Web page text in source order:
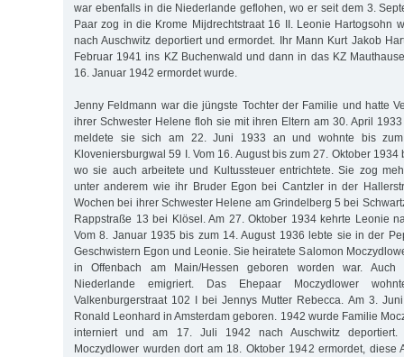
war ebenfalls in die Niederlande geflohen, wo er seit dem 3.
Paar zog in die Krome Mijdrechtstraat 16 II. Leonie Hartogsohn
nach Auschwitz deportiert und ermordet. Ihr Mann Kurt Jakob
Februar 1941 ins KZ Buchenwald und dann in das KZ
16. Januar 1942 ermordet wurde.
Jenny Feldmann war die jüngste Tochter der Familie und hatte
ihrer Schwester Helene floh sie mit ihren Eltern am 30. April
meldete sie sich am 22. Juni 1933 an und wohnte bis
Kloveniersburgwal 59 I. Vom 16. August bis zum 27. Oktober
wo sie auch arbeitete und Kultussteuer entrichtete. Sie zog
unter anderem wie ihr Bruder Egon bei Cantzler in der
Wochen bei ihrer Schwester Helene am Grindelberg 5 bei
Rappstraße 13 bei Klösel. Am 27. Oktober 1934 kehrte Leonie
Vom 8. Januar 1935 bis zum 14. August 1936 lebte sie in der
Geschwistern Egon und Leonie. Sie heiratete Salomon
in Offenbach am Main/Hessen geboren worden war.
Niederlande emigriert. Das Ehepaar Moczydlower
Valkenburgerstraat 102 I bei Jennys Mutter Rebecca. Am 3.
Ronald Leonhard in Amsterdam geboren. 1942 wurde Familie
interniert und am 17. Juli 1942 nach Auschwitz deportiert.
Moczydlower wurden dort am 18. Oktober 1942 ermordet, diese